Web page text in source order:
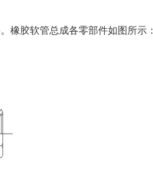
总成各零部件如图所示：